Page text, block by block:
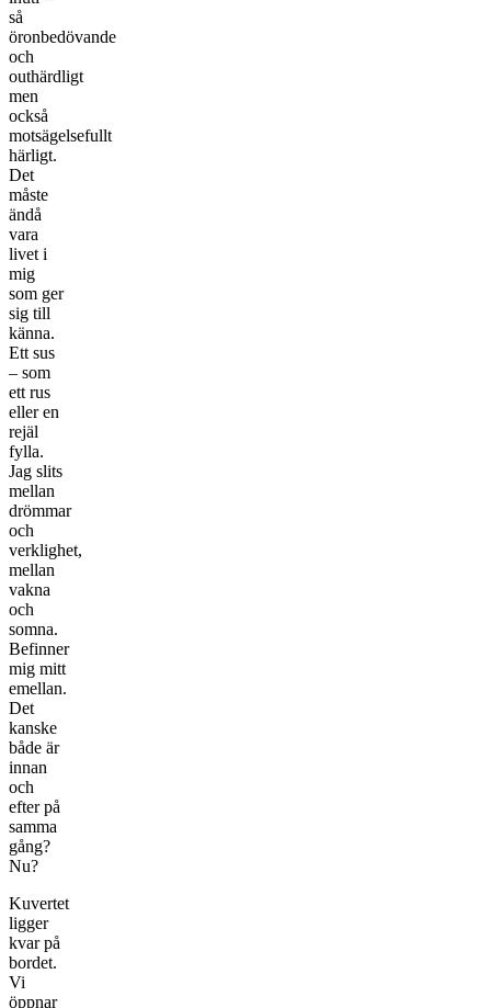
så
öronbedövande
och
outhärdligt
men
också
motsägelsefullt
härligt.
Det
måste
ändå
vara
livet i
mig
som ger
sig till
känna.
Ett sus
– som
ett rus
eller en
rejäl
fylla.
Jag slits
mellan
drömmar
och
verklighet,
mellan
vakna
och
somna.
Befinner
mig mitt
emellan.
Det
kanske
både är
innan
och
efter på
samma
gång?
Nu?
Kuvertet
ligger
kvar på
bordet.
Vi
öppnar